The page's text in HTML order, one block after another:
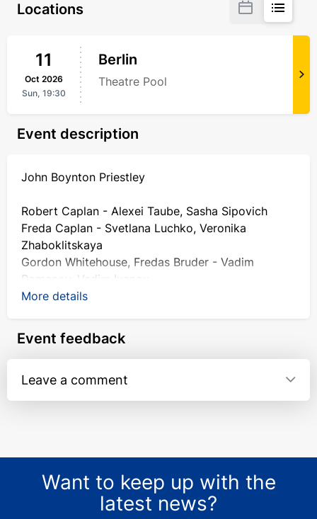
Locations
11
Oct 2026
Sun, 19:30
Berlin
Theatre Pool
Event description
John Boynton Priestley
Robert Caplan - Alexei Taube, Sasha Sipovich
Freda Caplan - Svetlana Luchko, Veronika
Zhaboklitskaya
Gordon Whitehouse, Fredas Bruder - Vadim
Romanov, Vadim Ivanov
Betty, seine Frau - Masha Simpson, Anna
Olwen Peel - Irina Birman, Karina Stulnikova
Charles Stanton - Stepan Volkovsky, Kirill
Miss Mokridge - Elena Marchenko, Vera Parakhina
Freunde und Verwandte sind zum Abendessen in
das Haus von Robert und Freda Kaplan in
Chantbari Kloe eingeladen. Unter den
Eingeladenen befanden sich ein Ehepaar, Gordon
More details
Event feedback
Leave a comment
Want to keep up with the
latest news?